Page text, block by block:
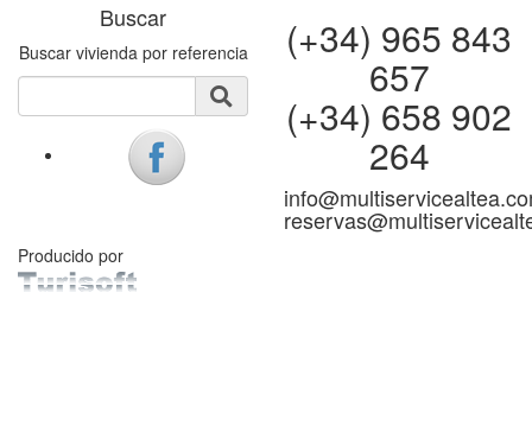
Buscar
Buscar vivienda por referencia (+34) 965 843
657
(+34) 658 902
264
Producido por